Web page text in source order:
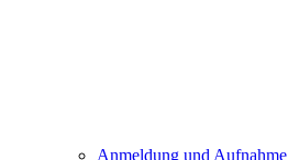
Anmeldung und Aufnahme